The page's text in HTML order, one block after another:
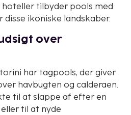
hoteller tilbyder pools med
ikoniske landskaber.
over
har tagpools, der giver
havbugten og calderaen.
til at slappe af efter en
til at nyde